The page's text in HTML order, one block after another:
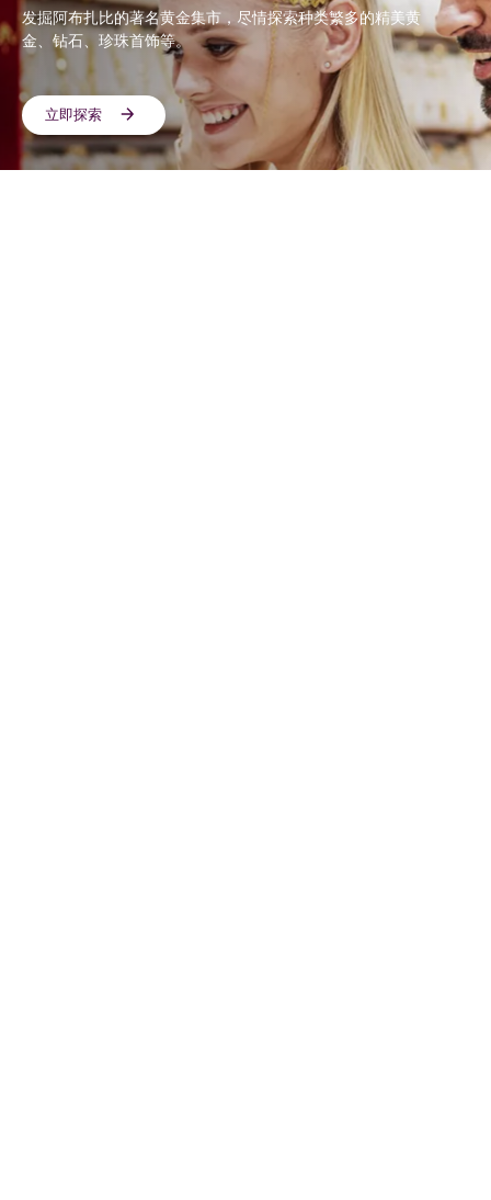
发掘阿布扎比的著名黄金集市，尽情探索种类繁多的精美黄
金、钻石、珍珠首饰等。
立即探索